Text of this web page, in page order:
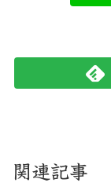
関連記事